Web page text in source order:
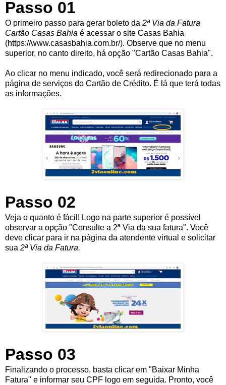
Passo 01
O primeiro passo para gerar boleto da 2ª Via da Fatura
Cartão Casas Bahia é acessar o site Casas Bahia
(https://www.casasbahia.com.br/). Observe que no menu
superior, no canto direito, há opção "Cartão Casas Bahia".
Ao clicar no menu indicado, você será redirecionado para a
página de serviços do Cartão de Crédito. É lá que terá todas
as informações.
Passo 02
Veja o quanto é fácil! Logo na parte superior é possível
observar a opção "Consulte a 2ª Via da sua fatura". Você
deve clicar para ir na página da atendente virtual e solicitar
sua 2ª Via da Fatura.
Passo 03
Finalizando o processo, basta clicar em "Baixar Minha
Fatura" e informar seu CPF logo em seguida. Pronto, você